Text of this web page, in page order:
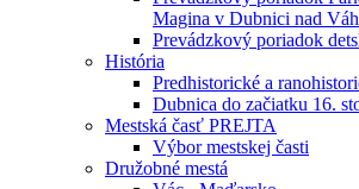
Magina v Dubnici nad
Prevádzkový poriadok
História
Predhistorické a
Dubnica do začiatku 16.
Mestská časť PREJTA
Výbor mestskej časti
Družobné mestá